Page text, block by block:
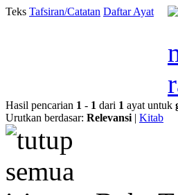
Teks Tafsiran/Catatan Daftar Ayat
Hasil pencarian 1 - 1 dari 1 ayat untuk
Urutkan berdasar: Relevansi | Kitab